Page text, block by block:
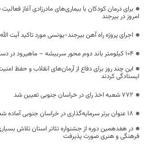
برای درمان کودکان با بیماری‌های مادرزادی آغاز
امروز در بیرجند
اجرای پروژه راه آهن بیرجند-یونسی مورد تاکید آیت
۱۰۴ کیلومتر باند دوم محور سربیشه – ماهیرود در دست اجراست
این چند روز برای دفاع از آرمان‌های انقلاب و حفظ
ایستادگی کردند
۷۷۲ شعبه اخذ رای در خراسان جنوبی تعیین شد
۱۸ عنوان برتر سرمایه‌گذاری در خراسان جنوبی آماده شد
در هفدهمین دوره از جشنواره تئاتر استان تلاش
فرهنگی و هنری صورت پذیرفت